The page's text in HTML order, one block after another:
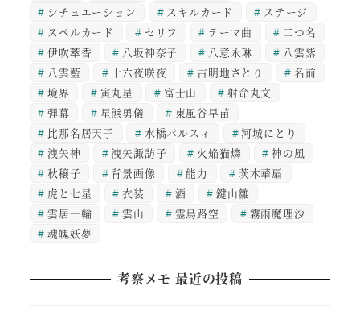
シチュエーション
スキルカード
ステージ
スペルカード
セリフ テーマ曲
二つ名
伊吹萃香
八坂神奈子 八意永琳
八雲紫
八雲藍
十六夜咲夜 古明地さとり
名前
境界
寅丸星 富士山
射命丸文
弾幕
星熊勇儀
東風谷早苗
比那名居天子
水橋パルスィ
河城にとり
洩矢神
洩矢諏訪子 火焔猫燐
神の風
秋穣子
背景画像 能力
茨木華扇
虎と七星
衣装 酒
鍵山雛
雲居一輪
雲山 霊烏路空
霧雨魔理沙
魂魄妖夢
考察メモ 最近の投稿